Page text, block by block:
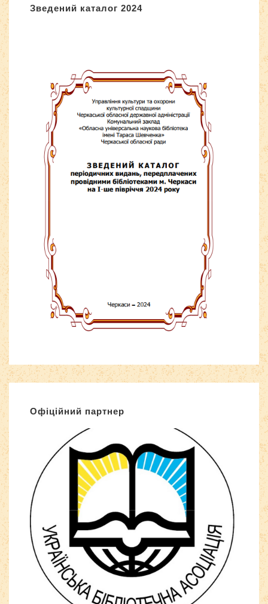
Зведений каталог 2024
Офіційний партнер